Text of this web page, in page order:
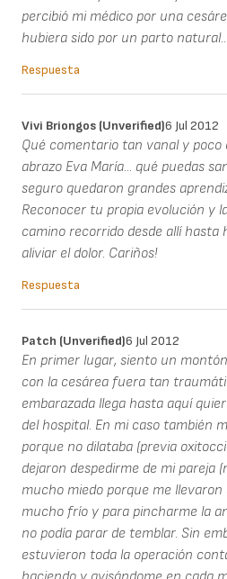
percibió mi médico por una
hubiera sido por un parto natural...
Respuesta
Vivi Briongos (unverified)6 Jul 2012
Qué comentario tan vanal y poco
abrazo Eva María... qué puedas
seguro quedaron grandes
Reconocer tu propia evolución y
camino recorrido desde allí hasta
aliviar el dolor. Cariños!
Respuesta
Patch (unverified)6 Jul 2012
En primer lugar, siento un
con la cesárea fuera tan
embarazada llega hasta aquí
del hospital. En mi caso también
porque no dilataba (previa
dejaron despedirme de mi pareja
mucho miedo porque me
mucho frío y para pincharme la
no podía parar de temblar. Sin
estuvieron toda la operación